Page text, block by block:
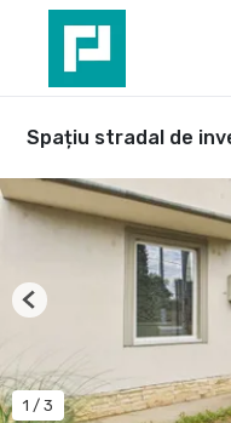
Spațiu stradal de
1 / 3
Previous